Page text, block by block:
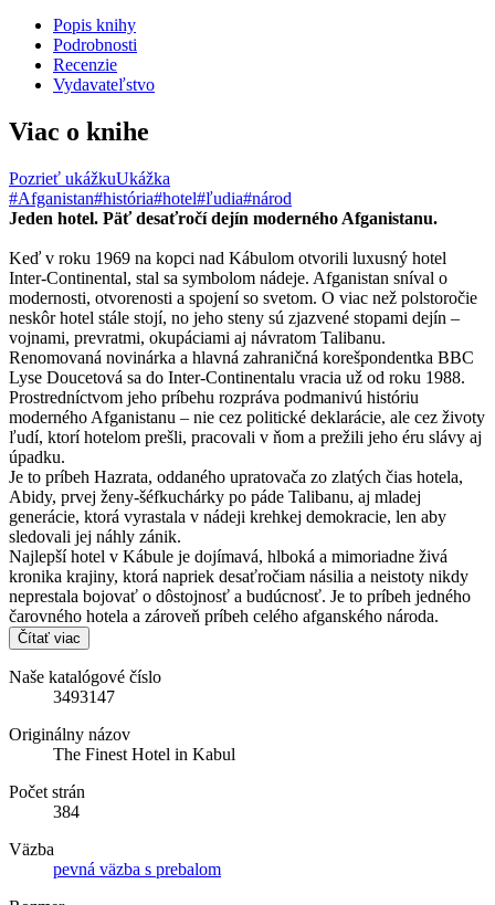
Popis knihy
Podrobnosti
Recenzie
Vydavateľstvo
Viac o knihe
Pozrieť ukážkuUkážka
#Afganistan#história#hotel#ľudia#národ
Jeden hotel. Päť desaťročí dejín moderného Afganistanu.
Keď v roku 1969 na kopci nad Kábulom otvorili luxusný hotel
Inter-Continental, stal sa symbolom nádeje. Afganistan sníval o
modernosti, otvorenosti a spojení so svetom. O viac než polstoročie
neskôr hotel stále stojí, no jeho steny sú zjazvené stopami dejín –
vojnami, prevratmi, okupáciami aj návratom Talibanu.
Renomovaná novinárka a hlavná zahraničná korešpondentka BBC
Lyse Doucetová sa do Inter-Continentalu vracia už od roku 1988.
Prostredníctvom jeho príbehu rozpráva podmanivú históriu
moderného Afganistanu – nie cez politické deklarácie, ale cez životy
ľudí, ktorí hotelom prešli, pracovali v ňom a prežili jeho éru slávy aj
úpadku.
Je to príbeh Hazrata, oddaného upratovača zo zlatých čias hotela,
Abidy, prvej ženy-šéfkuchárky po páde Talibanu, aj mladej
generácie, ktorá vyrastala v nádeji krehkej demokracie, len aby
sledovali jej náhly zánik.
Najlepší hotel v Kábule je dojímavá, hlboká a mimoriadne živá
kronika krajiny, ktorá napriek desaťročiam násilia a neistoty nikdy
neprestala bojovať o dôstojnosť a budúcnosť. Je to príbeh jedného
čarovného hotela a zároveň príbeh celého afganského národa.
Čítať viac
Naše katalógové číslo
3493147
Originálny názov
The Finest Hotel in Kabul
Počet strán
384
Väzba
pevná väzba s prebalom